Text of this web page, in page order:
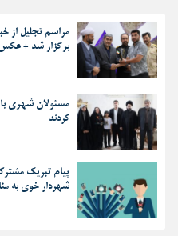
مراسم تجلیل از
برگزار شد +
مسئولان شهری با
کردند
پیام تبریک
شهردار خوی به